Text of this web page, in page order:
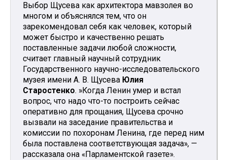
Выбор Щусева как архитектора мавзолея во
многом и объяснялся тем, что он
зарекомендовал себя как человек, который
может быстро и качественно решать
поставленные задачи любой сложности,
считает главный научный сотрудник
Государственного научно-исследовательского
музея имени А. В. Щусева Юлия
Старостенко. »Когда Ленин умер и встал
вопрос, что надо что-то построить сейчас
оперативно для прощания, Щусева срочно
вызвали на заседание правительства и
комиссии по похоронам Ленина, где перед ним
была поставлена соответствующая задача», —
рассказала она «Парламентской газете».